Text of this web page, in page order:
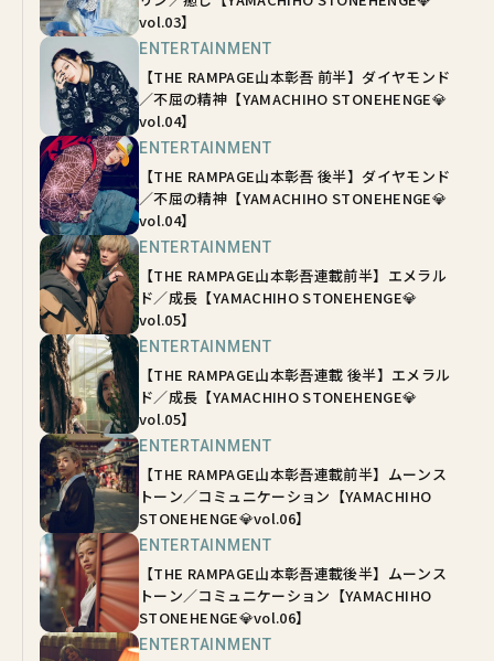
vol.03】
ENTERTAINMENT
【THE RAMPAGE山本彰吾 前半】ダイヤモンド
／不屈の精神【YAMACHIHO STONEHENGE💎
vol.04】
ENTERTAINMENT
【THE RAMPAGE山本彰吾 後半】ダイヤモンド
／不屈の精神【YAMACHIHO STONEHENGE💎
vol.04】
ENTERTAINMENT
【THE RAMPAGE山本彰吾連載前半】エメラル
ド／成長【YAMACHIHO STONEHENGE💎
vol.05】
ENTERTAINMENT
【THE RAMPAGE山本彰吾連載 後半】エメラル
ド／成長【YAMACHIHO STONEHENGE💎
vol.05】
ENTERTAINMENT
【THE RAMPAGE山本彰吾連載前半】ムーンス
トーン／コミュニケーション【YAMACHIHO
STONEHENGE💎vol.06】
ENTERTAINMENT
【THE RAMPAGE山本彰吾連載後半】ムーンス
トーン／コミュニケーション【YAMACHIHO
STONEHENGE💎vol.06】
ENTERTAINMENT